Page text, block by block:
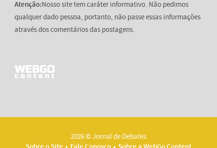
Atenção:Nosso site tem caráter informativo. Não pedimos
qualquer dado pessoa, portanto, não passe essas informações
através dos comentários das postagens.
2026 © Jornal de Debates